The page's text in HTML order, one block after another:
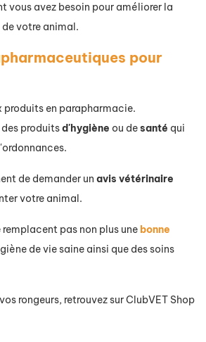
vous avez besoin pour améliorer la
votre animal.
pour
produits en parapharmacie.
produitsd'hygiène ou desanté qui
de demander un avis vétérinaire
votre animal.
pas non plus une bonne
de vie saine ainsi que des soins
rongeurs, retrouvez sur ClubVET Shop